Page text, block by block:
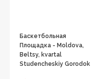
Баскетбольная
Площадка - Moldova,
Beltsy, kvartal
Studencheskiy Gorodok